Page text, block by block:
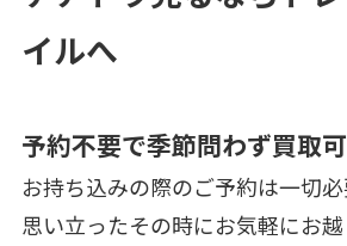
イルへ
予約不要で季節問わず買取
お持ち込みの際のご予約は一切必
思い立ったその時にお気軽にお越